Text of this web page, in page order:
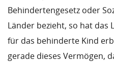
Behindertengesetz oder
Länder bezieht, so hat das
für das behinderte Kind
gerade dieses Vermögen,